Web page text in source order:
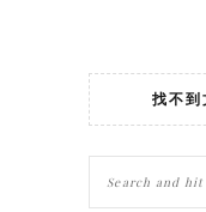
找不